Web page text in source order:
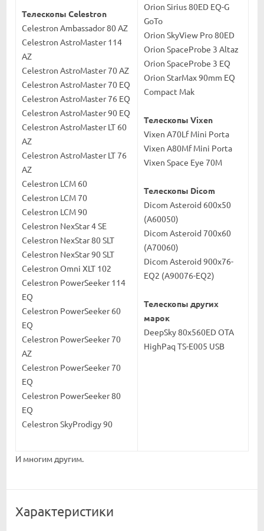
Телескопы Celestron
Celestron Ambassador 80 AZ
Celestron AstroMaster 114
AZ
Celestron AstroMaster 70 AZ
Celestron AstroMaster 70 EQ
Celestron AstroMaster 76 EQ
Celestron AstroMaster 90 EQ
Celestron AstroMaster LT 60
AZ
Celestron AstroMaster LT 76
AZ
Celestron LCM 60
Celestron LCM 70
Celestron LCM 90
Celestron NexStar 4 SE
Celestron NexStar 80 SLT
Celestron NexStar 90 SLT
Celestron Omni XLT 102
Celestron PowerSeeker 114
EQ
Celestron PowerSeeker 60
EQ
Celestron PowerSeeker 70
AZ
Celestron PowerSeeker 70
EQ
Celestron PowerSeeker 80
EQ
Celestron SkyProdigy 90
Orion Sirius 80ED EQ-G
GoTo
Orion SkyView Pro 80ED
Orion SpaceProbe 3 Altaz
Orion SpaceProbe 3 EQ
Orion StarMax 90mm EQ
Compact Mak
Телескопы Vixen
Vixen A70Lf Mini Porta
Vixen A80Mf Mini Porta
Vixen Space Eye 70M
Телескопы Dicom
Dicom Asteroid 600x50
(A60050)
Dicom Asteroid 700х60
(A70060)
Dicom Asteroid 900x76-
EQ2 (A90076-EQ2)
Телескопы других
марок
DeepSky 80x560ED OTA
HighPaq TS-E005 USB
И многим другим.
Характеристики